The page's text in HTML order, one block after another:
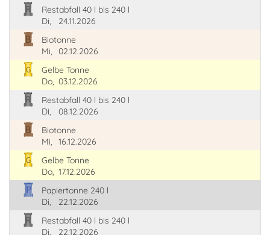
Restabfall 40 l bis 240 l
Di,
24.11.2026
Biotonne
Mi,
02.12.2026
Gelbe Tonne
Do, 03.12.2026
Restabfall 40 l bis 240 l
Di,
08.12.2026
Biotonne
Mi,
16.12.2026
Gelbe Tonne
Do, 17.12.2026
Papiertonne 240 l
Di,
22.12.2026
Restabfall 40 l bis 240 l
Di,
22.12.2026